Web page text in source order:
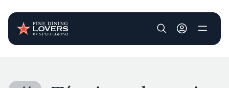
User account